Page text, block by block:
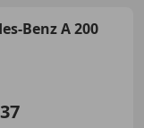
Benz A 200